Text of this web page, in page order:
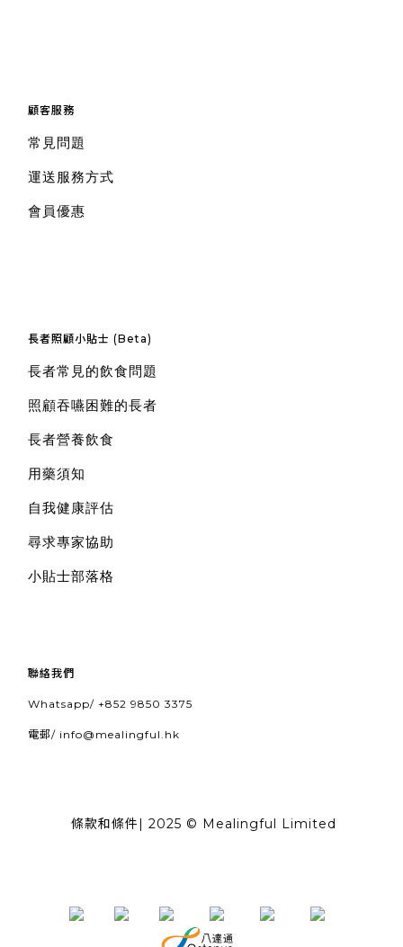
顧客服務
常見問題
運送服務方式
會員優惠
長者照顧小貼士 (Beta)
長者常見的飲食問題
照顧吞嚥困難的長者
長者營養飲食
用藥須知
自我健康評估
尋求專家協助
小貼士部落格
聯絡我們
Whatsapp/ +852 9850 3375
電郵/ info@mealingful.hk
條款和條件| 2025 © Mealingful Limited